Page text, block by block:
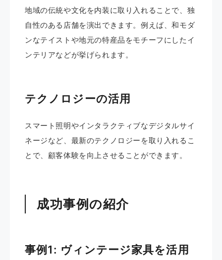
地域の伝統や文化を内装に取り入れることで、独
自性のある店舗を演出できます。​例えば、和モダ
ンなテイストや地元の特産品をモチーフにしたイ
ンテリアなどが挙げられます。
テクノロジーの活用
スマート照明やインタラクティブなデジタルサイ
ネージなど、最新のテクノロジーを取り入れるこ
とで、顧客体験を向上させることができます。​
成功事例の紹介
事例1: ヴィンテージ家具を活用